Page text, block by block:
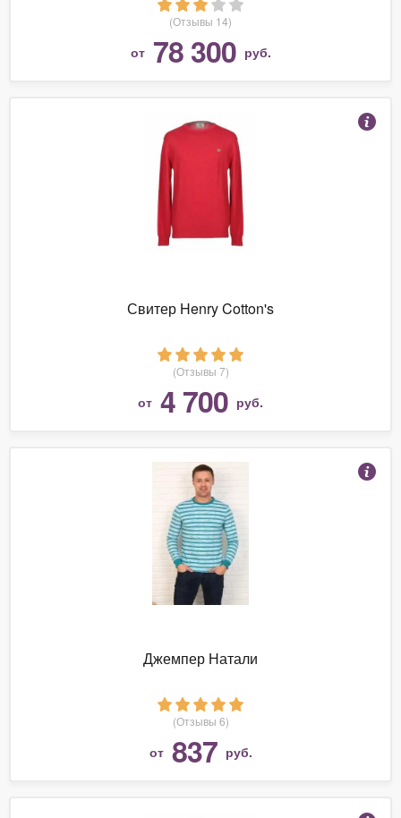
(Отзывы 14)
от 78 300 руб.
Свитер Henry Cotton's
(Отзывы 7)
от 4 700 руб.
Джемпер Натали
(Отзывы 6)
от 837 руб.